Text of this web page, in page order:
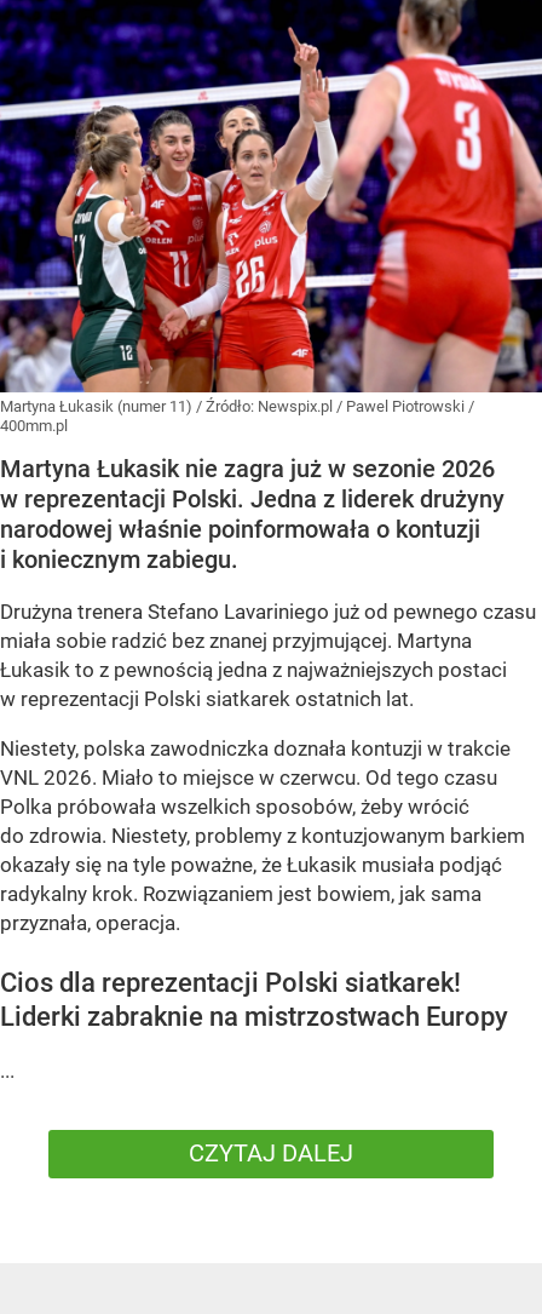
Martyna Łukasik (numer 11) / Źródło: Newspix.pl / Pawel Piotrowski /
400mm.pl
Martyna Łukasik nie zagra już w sezonie 2026
w reprezentacji Polski. Jedna z liderek drużyny
narodowej właśnie poinformowała o kontuzji
i koniecznym zabiegu.
Drużyna trenera Stefano Lavariniego już od pewnego czasu
miała sobie radzić bez znanej przyjmującej. Martyna
Łukasik to z pewnością jedna z najważniejszych postaci
w reprezentacji Polski siatkarek ostatnich lat.
Niestety, polska zawodniczka doznała kontuzji w trakcie
VNL 2026. Miało to miejsce w czerwcu. Od tego czasu
Polka próbowała wszelkich sposobów, żeby wrócić
do zdrowia. Niestety, problemy z kontuzjowanym barkiem
okazały się na tyle poważne, że Łukasik musiała podjąć
radykalny krok. Rozwiązaniem jest bowiem, jak sama
przyznała, operacja.
Cios dla reprezentacji Polski siatkarek!
Liderki zabraknie na mistrzostwach Europy
...
CZYTAJ DALEJ